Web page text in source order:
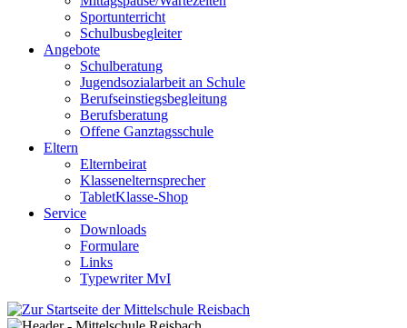
Sportunterricht
Schulbusbegleiter
Angebote
Schulberatung
Jugendsozialarbeit an Schule
Berufseinstiegsbegleitung
Berufsberatung
Offene Ganztagsschule
Eltern
Elternbeirat
Klassenelternsprecher
TabletKlasse-Shop
Service
Downloads
Formulare
Links
Typewriter MvI